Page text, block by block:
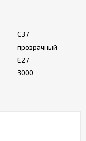
C37
прозрачный
Е27
3000